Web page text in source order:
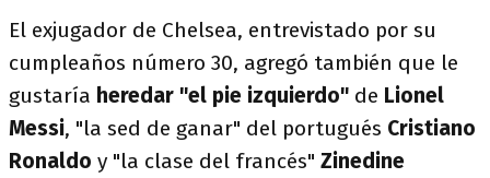
El exjugador de Chelsea, entrevistado por su
cumpleaños número 30, agregó también que le
gustaría heredar "el pie izquierdo" de Lionel
Messi, "la sed de ganar" del portugués Cristiano
Ronaldo y "la clase del francés" Zinedine